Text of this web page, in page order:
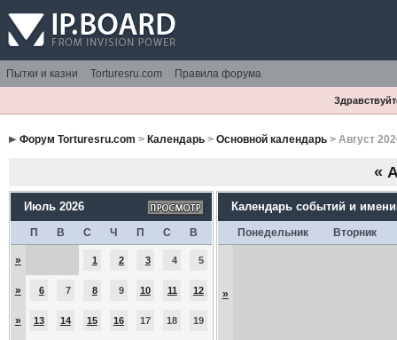
Пытки и казни Torturesru.com Правила форума
Форум Torturesru.com > Календарь> Основной календарь> Август
«
Июль 2026
П В С Ч П С В
» 1 2 3 4 5
» 6 7 8 9 10 11 12
» 13 14 15 16 17 18 19
Календарь событий и
Понедельник Вторник
»